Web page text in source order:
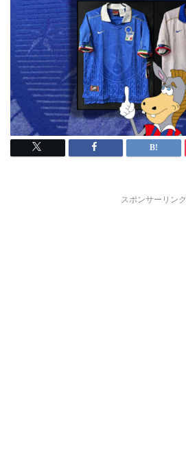
スポンサーリンク